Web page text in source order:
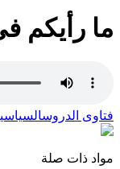
ما رأيكم
فتاوى الدروس
مواد ذات صلة